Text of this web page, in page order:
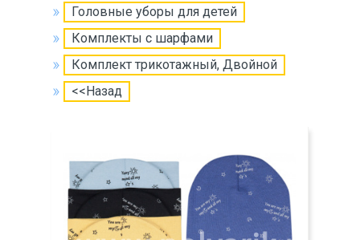
Головные уборы для детей
Комплекты с шарфами
Комплект трикотажный, Двойной
<<Назад